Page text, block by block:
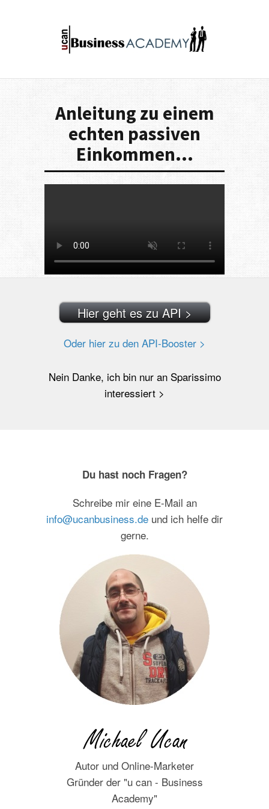
Anleitung zu einem
echten passiven
Einkommen...
Hier geht es zu API >
Oder hier zu den API-Booster >
Nein Danke, ich bin nur an Sparissimo
interessiert >
Du hast noch Fragen?
Schreibe mir eine E-Mail an
info@ucanbusiness.de und ich helfe dir
gerne.
Autor und Online-Marketer
Gründer der "u can - Business
Academy"